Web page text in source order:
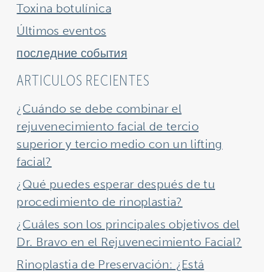
Toxina botulínica
Últimos eventos
последние события
ARTICULOS RECIENTES
¿Cuándo se debe combinar el
rejuvenecimiento facial de tercio
superior y tercio medio con un lifting
facial?
¿Qué puedes esperar después de tu
procedimiento de rinoplastia?
¿Cuáles son los principales objetivos del
Dr. Bravo en el Rejuvenecimiento Facial?
Rinoplastia de Preservación: ¿Está